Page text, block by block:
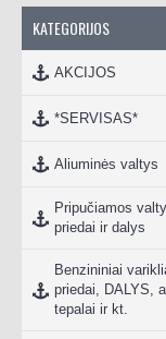
KATEGORIJOS
AKCIJOS
*SERVISAS*
Aliuminės valtys
Pripučiamos
priedai ir dalys
Benzininiai
priedai, DALYS,
tepalai ir kt.